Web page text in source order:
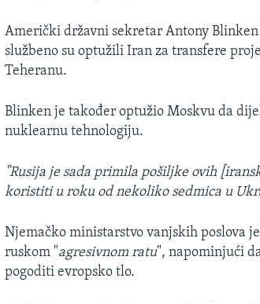
Američki državni sekretar Antony
službeno su optužili Iran za transfere
Teheranu.
Blinken je također optužio Moskvu da
nuklearnu tehnologiju.
"Rusija je sada primila pošiljke ovih
koristiti u roku od nekoliko sedmica u
Njemačko ministarstvo vanjskih poslova
ruskom "agresivnom ratu", napominjući
pogoditi evropsko tlo.